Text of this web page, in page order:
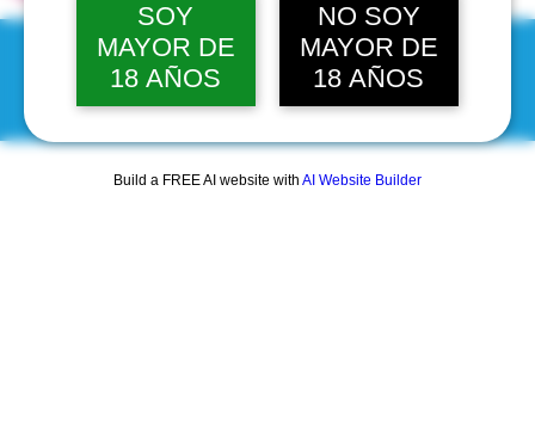
SOY
MAYOR DE
18 AÑOS
NO SOY
MAYOR DE
18 AÑOS
Build a FREE AI website with AI Website Builder
© 2025 by Scantastic.